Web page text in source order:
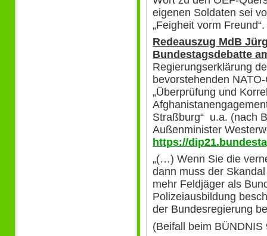
eigenen Soldaten sei
„Feigheit vorm
Redeauszug MdB
Bundestagsdebatte
Regierungserklärung
bevorstehenden
„Überprüfung und
Straßburg“ u.a. (nach
Außenminister
https://
„(…) Wenn Sie die
dann muss der
mehr Feldjäger als
Polizeiausbildung
der Bundesregierung
(Beifall beim